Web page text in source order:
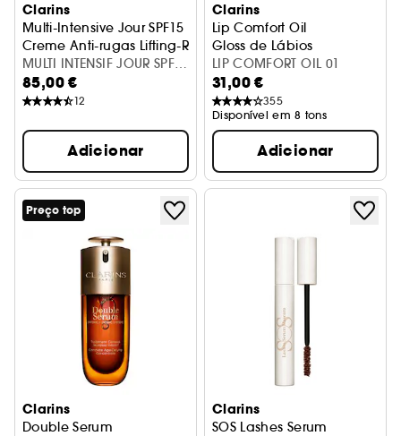
Clarins
Multi-Intensive Jour SPF15
Creme Anti-rugas Lifting-Redensificante
MULTI INTENSIF JOUR SPF
20 50 ML
85,00 €
12
Adicionar
Clarins
Lip Comfort Oil
Gloss de Lábios
LIP COMFORT OIL 01
31,00 €
355
Disponível em 8 tons
Adicionar
Preço top
Clarins
Double Serum
Clarins
SOS Lashes Serum